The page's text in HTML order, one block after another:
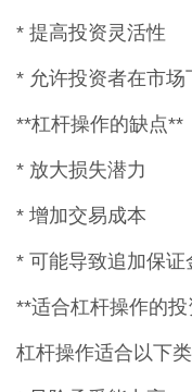
* 提高投资灵活性
* 允许投资者在市
**杠杆操作的缺点**
* 放大损失潜力
* 增加交易成本
* 可能导致追加保证
**适合杠杆操作的
杠杆操作适合以下